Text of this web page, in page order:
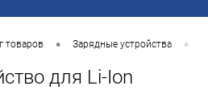
товаров • Зарядные устройства •
для Li-Ion